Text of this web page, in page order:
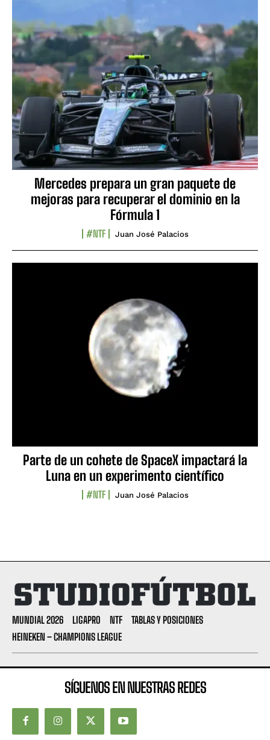
Mercedes prepara un gran paquete de
mejoras para recuperar el dominio en la
Fórmula 1
#NTF Juan José Palacios
Parte de un cohete de SpaceX impactará la
Luna en un experimento científico
#NTF Juan José Palacios
MUNDIAL 2026 LIGAPRO NTF
TABLAS Y POSICIONES
HEINEKEN – CHAMPIONS LEAGUE
SÍGUENOS EN NUESTRAS REDES